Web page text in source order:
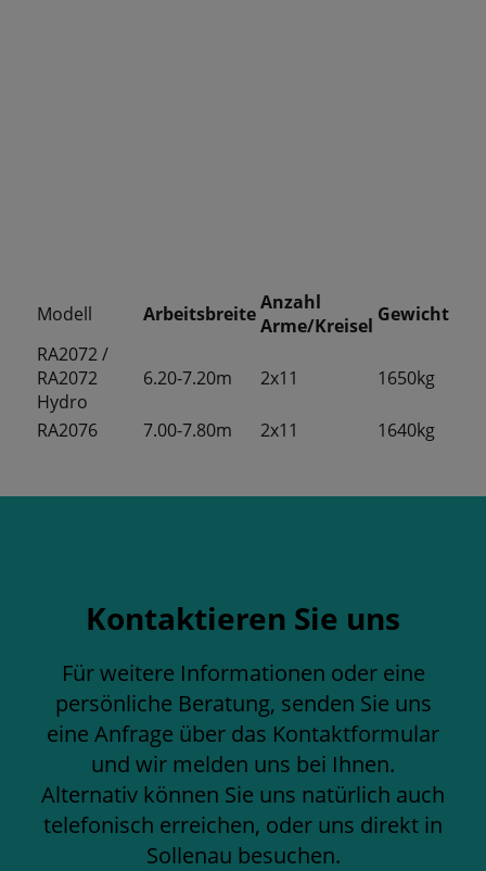
Modell ArbeitsbreiteAnzahl
Arme/Kreisel Gewicht
RA2072 /
RA2072
Hydro
6.20-7.20m 2x11 1650kg
RA2076 7.00-7.80m 2x11 1640kg
Kontaktieren Sie uns
Für weitere Informationen oder eine
persönliche Beratung, senden Sie uns
eine Anfrage über das Kontaktformular
und wir melden uns bei Ihnen.
Alternativ können Sie uns natürlich auch
telefonisch erreichen, oder uns direkt in
Sollenau besuchen.